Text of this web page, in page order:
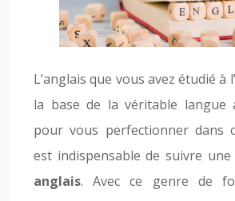
L’anglais que vous avez étudié à
la base de la véritable langue
pour vous perfectionner dans
est indispensable de suivre une
anglais. Avec ce genre de